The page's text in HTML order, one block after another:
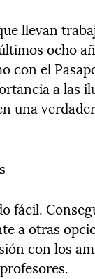
llevan
ocho
con el
a las
una
fácil.
a otras
con los